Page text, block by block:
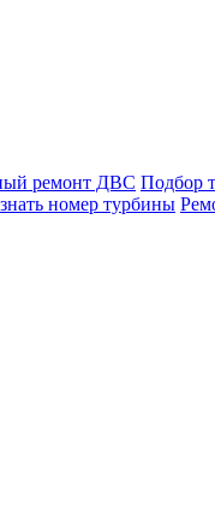
ремонт ДВС Подбор
номер турбины